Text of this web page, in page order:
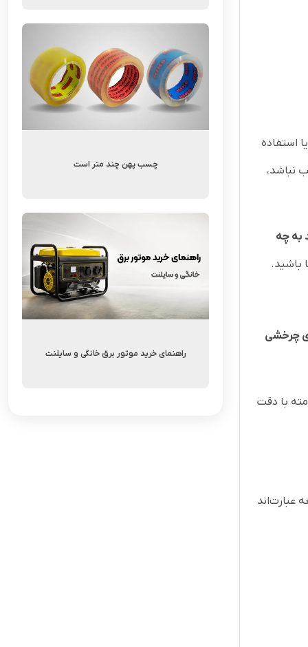
استفاده
نباشد،
به چه
باشید.
چرخشی
با دقت
عبارت‌اند
چسب پهن چند متر است
راهنمای خرید موتور برق خانگی و سایلنت